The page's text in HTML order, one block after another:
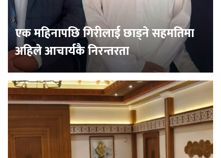
एक महिनापछि गिरीलाई छाड्ने सहमतिमा
अहिले आचार्यकै निरन्तरता